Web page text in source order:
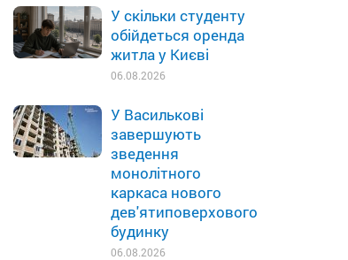
У скільки студенту
обійдеться оренда
житла у Києві
06.08.2026
У Василькові
завершують
зведення
монолітного
каркаса нового
дев'ятиповерхового
будинку
06.08.2026